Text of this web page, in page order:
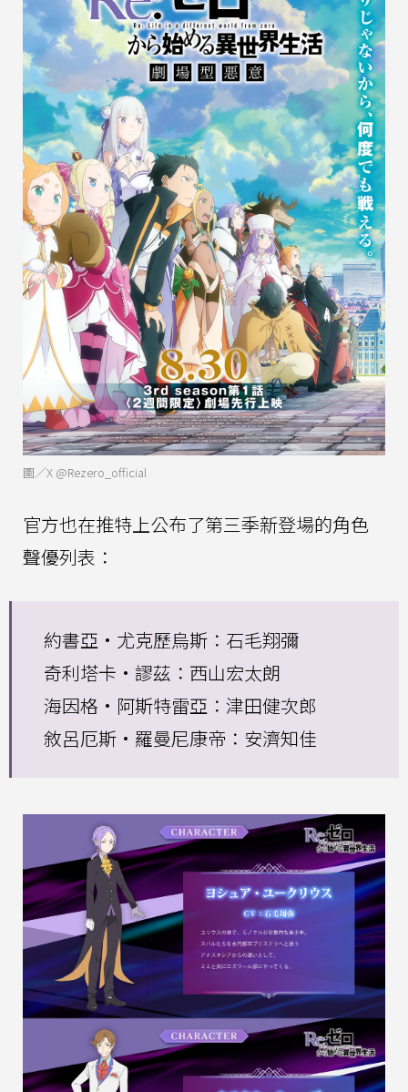
圖／X @Rezero_official
官方也在推特上公布了第三季新登場的角色
聲優列表：
約書亞·尤克歷烏斯：石毛翔彌
奇利塔卡·謬茲：西山宏太朗
海因格·阿斯特雷亞：津田健次郎
敘呂厄斯·羅曼尼康帝：安濟知佳